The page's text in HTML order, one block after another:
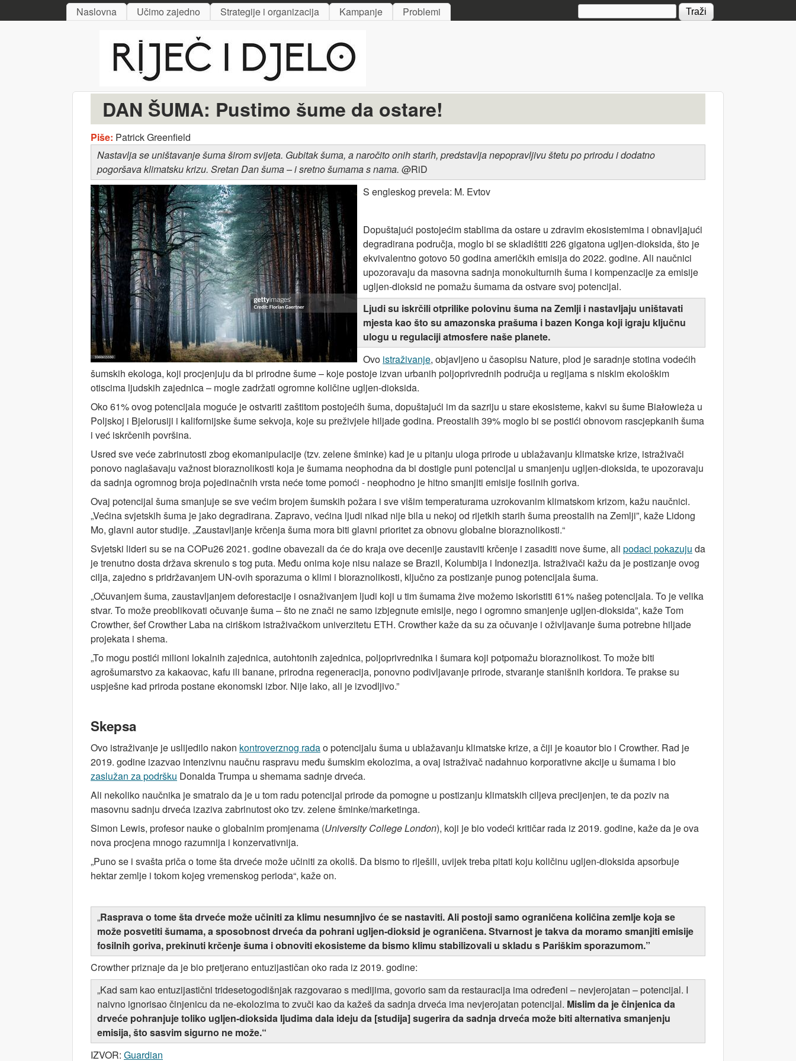
Skip to main content
MAIN MENU
Naslovna Učimo zajedno Strategije i organizacija Kampanje Problemi Search form
DAN ŠUMA: Pustimo šume da ostare!
Piše: Patrick Greenfield
Nastavlja se uništavanje šuma širom svijeta. Gubitak šuma, a naročito onih starih, predstavlja nepopravljivu štetu po prirodu i dodatno
pogoršava klimatsku krizu. Sretan Dan šuma –i sretno šumama s nama. @RiD
S engleskog prevela: M. Evtov
Dopuštajući postojećim stablima da ostare u zdravim ekosistemima i obnavljajući
degradirana područja, moglo bi se skladištiti 226 gigatona ugljen-dioksida, što je
ekvivalentno gotovo 50 godina američkih emisija do 2022. godine. Ali naučnici
upozoravaju da masovna sadnja monokulturnih šuma i kompenzacije za emisije
ugljen-dioksid ne pomažu šumama da ostvare svoj potencijal.
Ljudi su iskrčili otprilike polovinu šuma na Zemlji i nastavljaju uništavati
mjesta kao što su amazonska prašuma i bazen Konga koji igraju ključnu
ulogu u regulaciji atmosfere naše planete.
Ovo istraživanje, objavljeno u časopisu Nature, plod je saradnje stotina vodećih
šumskih ekologa, koji procjenjuju da bi prirodne šume – koje postoje izvan urbanih poljoprivrednih područja u regijama s niskim ekološkim
otiscima ljudskih zajednica – mogle zadržati ogromne količine ugljen-dioksida.
Oko 61% ovog potencijala moguće je ostvariti zaštitom postojećih šuma, dopuštajući im da sazriju u stare ekosisteme, kakvi su šume Białowieża u
Poljskoj i Bjelorusiji i kalifornijske šume sekvoja, koje su preživjele hiljade godina. Preostalih 39% moglo bi se postići obnovom rascjepkanih šuma
i već iskrčenih površina.
Usred sve veće zabrinutosti zbog ekomanipulacije (tzv. zelene šminke) kad je u pitanju uloga prirode u ublažavanju klimatske krize, istraživači
ponovo naglašavaju važnost bioraznolikosti koja je šumama neophodna da bi dostigle puni potencijal u smanjenju ugljen-dioksida, te upozoravaju
da sadnja ogromnog broja pojedinačnih vrsta neće tome pomoći - neophodno je hitno smanjiti emisije fosilnih goriva.
Ovaj potencijal šuma smanjuje se sve većim brojem šumskih požara i sve višim temperaturama uzrokovanim klimatskom krizom, kažu naučnici.
„Većina svjetskih šuma je jako degradirana. Zapravo, većina ljudi nikad nije bila u nekoj od rijetkih starih šuma preostalih na Zemlji”, kaže Lidong
Mo, glavni autor studije. „Zaustavljanje krčenja šuma mora biti glavni prioritet za obnovu globalne bioraznolikosti.“
Svjetski lideri su se na COPu26 2021. godine obavezali da će do kraja ove decenije zaustaviti krčenje i zasaditi nove šume, ali podaci pokazuju da
je trenutno dosta država skrenulo s tog puta. Među onima koje nisu nalaze se Brazil, Kolumbija i Indonezija. Istraživači kažu da je postizanje ovog
cilja, zajedno s pridržavanjem UN-ovih sporazuma o klimi i bioraznolikosti, ključno za postizanje punog potencijala šuma.
„Očuvanjem šuma, zaustavljanjem deforestacije i osnaživanjem ljudi koji u tim šumama žive možemo iskoristiti 61% našeg potencijala. To je velika
stvar. To može preoblikovati očuvanje šuma – što ne znači ne samo izbjegnute emisije, nego i ogromno smanjenje ugljen-dioksida”, kaže Tom
Crowther, šef Crowther Laba na ciriškom istraživačkom univerzitetu ETH. Crowther kaže da su za očuvanje i oživljavanje šuma potrebne hiljade
projekata i shema.
„To mogu postići milioni lokalnih zajednica, autohtonih zajednica, poljoprivrednika i šumara koji potpomažu bioraznolikost. To može biti
agrošumarstvo za kakaovac, kafu ili banane, prirodna regeneracija, ponovno podivljavanje prirode, stvaranje stanišnih koridora. Te prakse su
uspješne kad priroda postane ekonomski izbor. Nije lako, ali je izvodljivo.”
Skepsa
Ovo istraživanje je uslijedilo nakon kontroverznog radao potencijalu šuma u ublažavanju klimatske krize, a čiji je koautor bio i Crowther. Rad je
2019. godine izazvao intenzivnu naučnu raspravu među šumskim ekolozima, a ovaj istraživač nadahnuo korporativne akcije u šumama i bio
zaslužan za podršku Donalda Trumpa u shemama sadnje drveća.
Ali nekoliko naučnika je smatralo da je u tom radu potencijal prirode da pomogne u postizanju klimatskih ciljeva precijenjen, te da poziv na
masovnu sadnju drveća izaziva zabrinutost oko tzv. zelene šminke/marketinga.
Simon Lewis, profesor nauke o globalnim promjenama (University College London), koji je bio vodeći kritičar rada iz 2019. godine, kaže da je ova
nova procjena mnogo razumnija i konzervativnija.
„Puno se i svašta priča o tome šta drveće može učiniti za okoliš. Da bismo to riješili, uvijek treba pitati koju količinu ugljen-dioksida apsorbuje
hektar zemlje i tokom kojeg vremenskog perioda“, kaže on.
„Rasprava o tome šta drveće može učiniti za klimu nesumnjivo će se nastaviti. Ali postoji samo ograničena količina zemlje koja se
može posvetiti šumama, a sposobnost drveća da pohrani ugljen-dioksid je ograničena. Stvarnost je takva da moramo smanjiti emisije
fosilnih goriva, prekinuti krčenje šuma i obnoviti ekosisteme da bismo klimu stabilizovali u skladu s Pariškim sporazumom.”
Crowther priznaje da je bio pretjerano entuzijastičan oko rada iz 2019. godine:
„Kad sam kao entuzijastični tridesetogodišnjak razgovarao s medijima, govorio sam da restauracija ima određeni – nevjerojatan – potencijal. I
naivno ignorisao činjenicu da ne-ekolozima to zvuči kao da kažeš da sadnja drveća ima nevjerojatan potencijal. Mislim da je činjenica da
drveće pohranjuje toliko ugljen-dioksida ljudima dala ideju da [studija] sugerira da sadnja drveća može biti alternativa smanjenju
emisija, što sasvim sigurno ne može.“
IZVOR: Guardian